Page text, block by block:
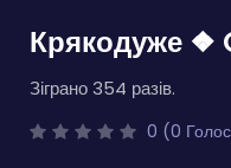
Крякодуже
Зіграно 354 разів.
0 (0